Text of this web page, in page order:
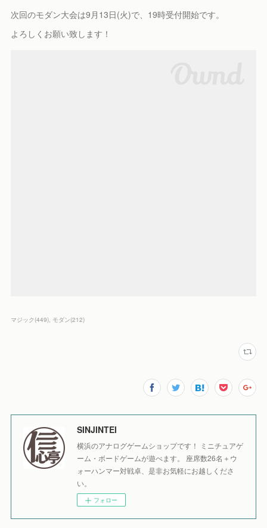
次回のモダン大会は9月13日(火)で、19時受付開始です。
よろしくお願い致します！
マジック (449) モダン(212)
SINJINTEI
横浜のアナログゲームショップです！ ミニチュアゲ
ーム・ボードゲームが遊べます。 座席数26名＋ウ
ォーハンマー対戦卓、是非お気軽にお越しくださ
い。
フォロー